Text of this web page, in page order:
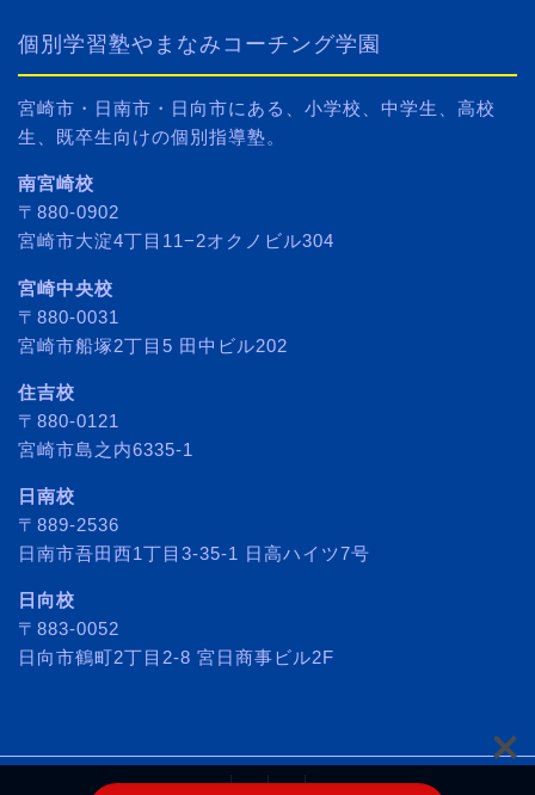
個別学習塾やまなみコーチング学園
宮崎市・日南市・日向市にある、小学校、中学生、高校
生、既卒生向けの個別指導塾。
南宮崎校
〒880-0902
宮崎市大淀4丁目11−2オクノビル304
宮崎中央校
〒880-0031
宮崎市船塚2丁目5 田中ビル202
住吉校
〒880-0121
宮崎市島之内6335-1
日南校
〒889-2536
日南市吾田西1丁目3-35-1 日高ハイツ7号
日向校
〒883-0052
日向市鶴町2丁目2-8 宮日商事ビル2F